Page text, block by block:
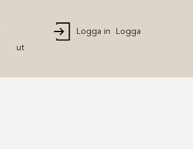
Logga in
Logga
ut